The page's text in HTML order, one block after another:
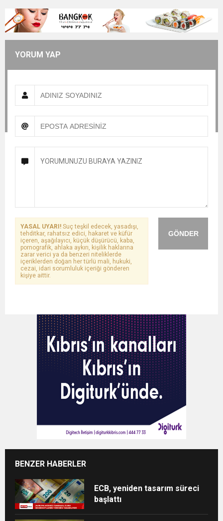
YORUM YAP
GÖNDER
YASAL UYARI! Suç teşkil edecek, yasadışı,
tehditkar, rahatsız edici, hakaret ve küfür
içeren, aşağılayıcı, küçük düşürücü, kaba,
pornografik, ahlaka aykırı, kişilik haklarına
zarar verici ya da benzeri niteliklerde
içeriklerden doğan her türlü mali, hukuki,
cezai, idari sorumluluk içeriği gönderen
kişiye aittir.
BENZER HABERLER
ECB, yeniden tasarım süreci
başlattı